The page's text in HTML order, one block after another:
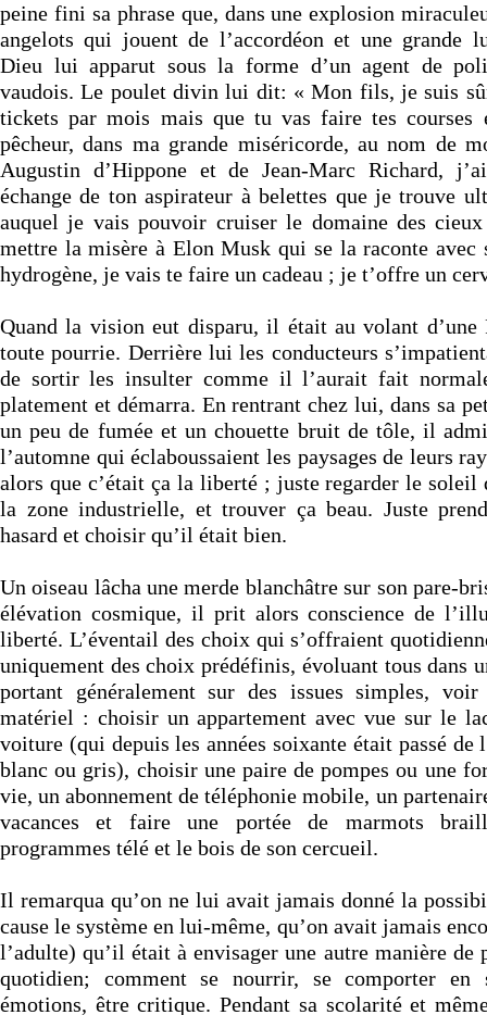
peine fini sa phrase que, dans une explosion
angelots qui jouent de l’accordéon et une grande
Dieu lui apparut sous la forme d’un agent de
vaudois. Le poulet divin lui dit: « Mon fils, je suis
tickets par mois mais que tu vas faire tes courses
pêcheur, dans ma grande miséricorde, au nom de
Augustin d’Hippone et de Jean-Marc Richard,
échange de ton aspirateur à belettes que je trouve
auquel je vais pouvoir cruiser le domaine des
mettre la misère à Elon Musk qui se la raconte avec
hydrogène, je vais te faire un cadeau ; je t’offre un
Quand la vision eut disparu, il était au volant d’une
toute pourrie. Derrière lui les conducteurs
de sortir les insulter comme il l’aurait fait
platement et démarra. En rentrant chez lui, dans sa
un peu de fumée et un chouette bruit de tôle, il
l’automne qui éclaboussaient les paysages de leurs
alors que c’était ça la liberté ; juste regarder le soleil
la zone industrielle, et trouver ça beau. Juste
hasard et choisir qu’il était bien.
Un oiseau lâcha une merde blanchâtre sur son pare-
élévation cosmique, il prit alors conscience de
liberté. L’éventail des choix qui s’offraient
uniquement des choix prédéfinis, évoluant tous dans
portant généralement sur des issues simples, voir
matériel : choisir un appartement avec vue sur le
voiture (qui depuis les années soixante était passé de
blanc ou gris), choisir une paire de pompes ou une
vie, un abonnement de téléphonie mobile, un
vacances et faire une portée de marmots
programmes télé et le bois de son cercueil.
Il remarqua qu’on ne lui avait jamais donné la
cause le système en lui-même, qu’on avait jamais
l’adulte) qu’il était à envisager une autre manière de
quotidien; comment se nourrir, se comporter en
émotions, être critique. Pendant sa scolarité et